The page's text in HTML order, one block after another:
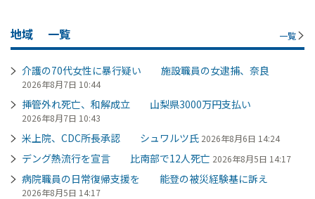
地域 一覧 一覧
介護の70代女性に暴行疑い 施設職員の女逮捕、奈良
2026年8月7日 10:44
挿管外れ死亡、和解成立 山梨県3000万円支払い
2026年8月7日 10:43
米上院、CDC所長承認 シュワルツ氏 2026年8月6日 14:24
デング熱流行を宣言 比南部で12人死亡 2026年8月5日 14:17
病院職員の日常復帰支援を 能登の被災経験基に訴え
2026年8月5日 14:17